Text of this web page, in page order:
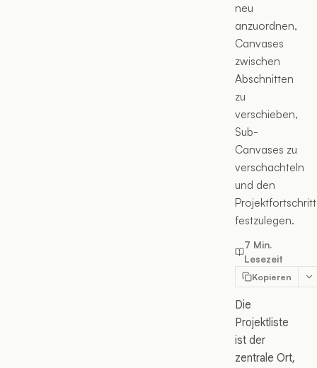
neu
anzuordnen,
Canvases
zwischen
Abschnitten
zu
verschieben,
Sub-
Canvases zu
verschachteln
und den
Projektfortschritt
festzulegen.
7 Min.
Lesezeit
Kopieren
Die
Projektliste
ist der
zentrale Ort,